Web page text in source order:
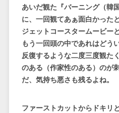
あいだ観た『バーニング（韓
に、一回観てあぁ面白かった
ジェットコースタームービー
もう一回頭の中であれはどう
反復するような二度三度観た
のある（作家性のある）のが
だ、気持ち悪さも残るよね。
ファーストカットからドキリ